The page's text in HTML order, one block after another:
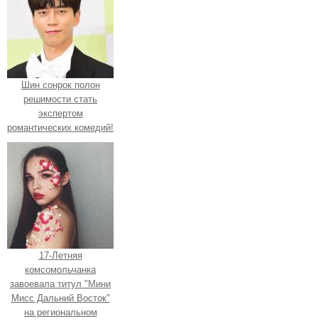
Шин сонрок полон
решимости стать
экспертом
романтических комедий!
17-Летняя
комсомольчанка
завоевала титул "Мини
Мисс Дальний Восток"
на региональном